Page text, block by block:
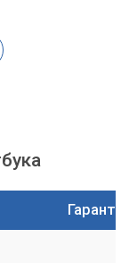
перегрева
ремонту
элементов
—